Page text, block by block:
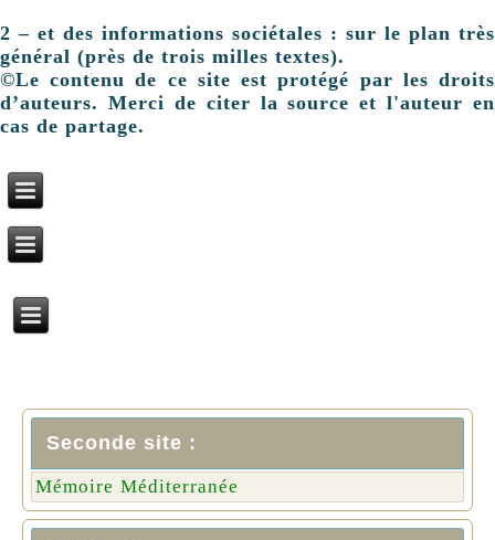
2 – et des informations sociétales : sur le plan très
général (près de trois milles textes).
©Le contenu de ce site est protégé par les droits
d’auteurs. Merci de citer la source et l'auteur en
cas de partage.
Seconde site :
Mémoire Méditerranée